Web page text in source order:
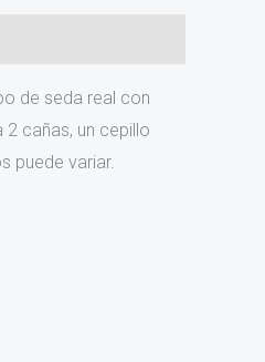
de seda real con
cañas, un cepillo
puede variar.